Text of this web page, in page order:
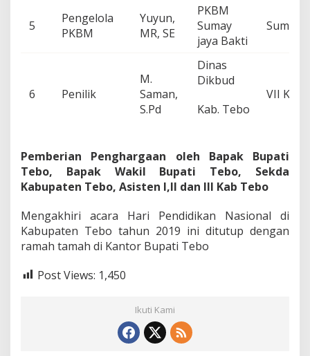
5
Pengelola
PKBM
Yuyun,
MR, SE
PKBM
Sumay
jaya Bakti
Sumay
6 Penilik
M.
Saman,
S.Pd
Dinas
Dikbud
Kab. Tebo
VII Koto
Pemberian Penghargaan oleh Bapak Bupati
Tebo, Bapak Wakil Bupati Tebo, Sekda
Kabupaten Tebo, Asisten I,II dan III Kab Tebo
Mengakhiri acara Hari Pendidikan Nasional di
Kabupaten Tebo tahun 2019 ini ditutup dengan
ramah tamah di Kantor Bupati Tebo
Post Views: 1,450
Ikuti Kami